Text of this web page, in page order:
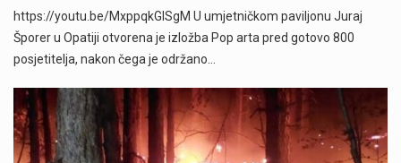
https://youtu.be/MxppqkGISgM U umjetničkom paviljonu Juraj
Šporer u Opatiji otvorena je izložba Pop arta pred gotovo 800
posjetitelja, nakon čega je održano…